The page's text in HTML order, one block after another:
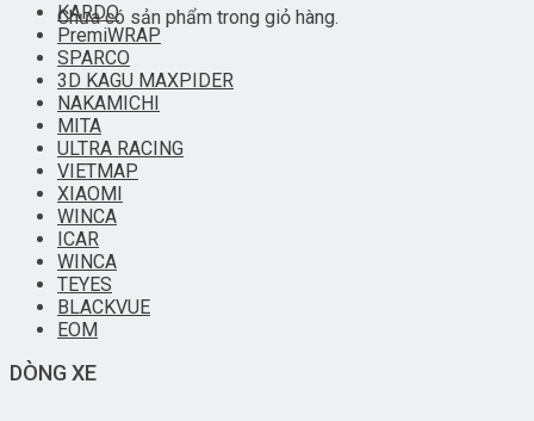
Chưa có sản phẩm trong giỏ hàng.
KARDO
PremiWRAP
SPARCO
3D KAGU MAXPIDER
NAKAMICHI
MITA
ULTRA RACING
VIETMAP
XIAOMI
WINCA
ICAR
WINCA
TEYES
BLACKVUE
EOM
DÒNG XE